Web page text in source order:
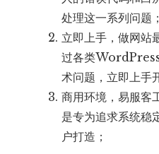
处理这一系列问题；
立即上手，做网站
过各类
术问题，立即上手
商用环境，易服客
是专为追求系统稳
户打造；